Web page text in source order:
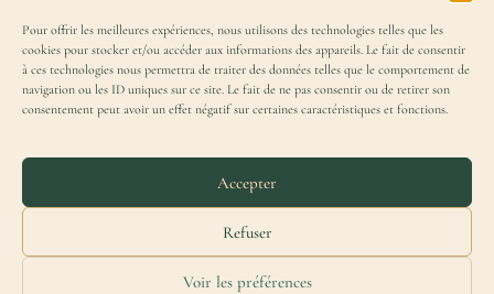
Pour offrir les meilleures expériences, nous utilisons des technologies telles que les
cookies pour stocker et/ou accéder aux informations des appareils. Le fait de consentir
à ces technologies nous permettra de traiter des données telles que le comportement de
navigation ou les ID uniques sur ce site. Le fait de ne pas consentir ou de retirer son
consentement peut avoir un effet négatif sur certaines caractéristiques et fonctions.
Accepter
Refuser
Voir les préférences
J'accepte de recevoir la Missive Magique et j'ai lu lapolitique de